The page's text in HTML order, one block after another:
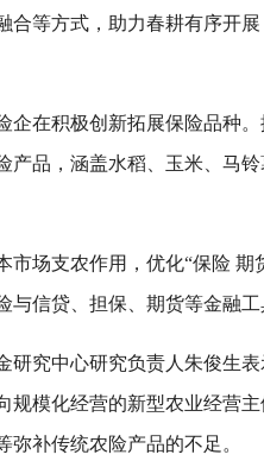
合等方式，助力春耕有序开
企在积极创新拓展保险品种
产品，涵盖水稻、玉米、马
场支农作用，优化“保险 期
信贷、担保、期货等金融工
研究中心研究负责人朱俊生
规模化经营的新型农业经营
补传统农险产品的不足。